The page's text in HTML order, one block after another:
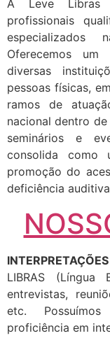
A Leve Libras
profissionais
Oferecemos
diversas
pessoas físicas,
ramos de
nacional dentro de
seminários e
consolida como
promoção do
deficiência
LIBRAS (Língua
entrevistas,
etc.
proficiência em